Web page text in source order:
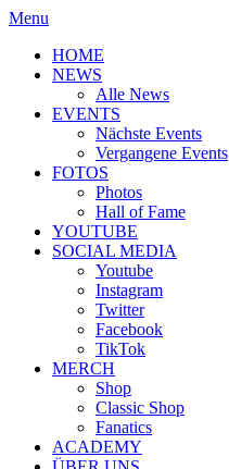
Menu
HOME
NEWS
Alle News
EVENTS
Nächste Events
Vergangene Events
FOTOS
Photos
Hall of Fame
YOUTUBE
SOCIAL MEDIA
Youtube
Instagram
Twitter
Facebook
TikTok
MERCH
Shop
Classic Shop
Fanatics
ACADEMY